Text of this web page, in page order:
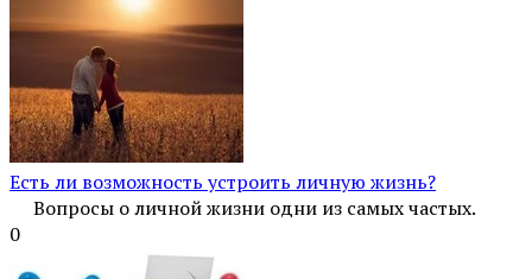
Есть ли возможность устроить личную жизнь?
Вопросы о личной жизни одни из самых частых.
0